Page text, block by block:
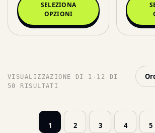
SELEZIONA
OPZIONI
VISUALIZZAZIONE DI 1-12 DI
50 RISULTATI
1 2 3 4 5